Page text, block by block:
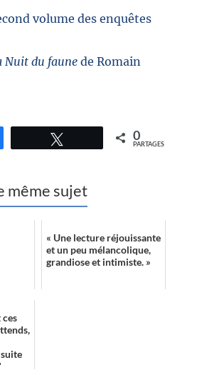
volume des enquêtes
Nuit du faunede Romain
0
PARTAGES
même sujet
« Une lecture réjouissante
et un peu mélancolique,
grandiose et intimiste. »
ces